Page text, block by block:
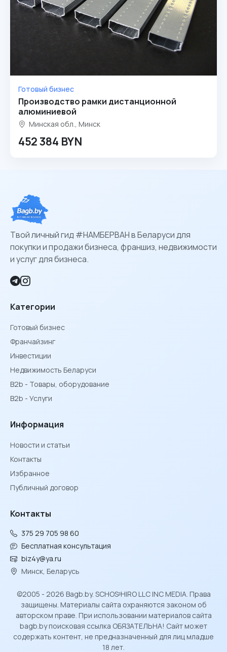
Готовый бизнес
Производство рамки дистанционной
алюминиевой
Минская обл., Минск
452 384 BYN
Твой личный гид #НАМБЕРВАН в Беларуси для
покупки и продажи бизнеса, франшиз, недвижимости
и услуг для бизнеса.
Категории
Готовый бизнес
Франчайзинг
Инвестиции
Недвижимость Беларуси
B2b - Товары, оборудование
B2b - Услуги
Информация
Новости и статьи
Контакты
Избранное
Публичный договор
Контакты
375 29 705 98 60
Бесплатная консультация
biz4y@ya.ru
Минск, Беларусь
©2005 - 2026 Bagb.by. SCHOSᶳHIRO LLC INC MEDIA. Права
защищены. Материалы сайта охраняются законом об
авторском праве. При использовании материалов сайта
bagb.by поисковая ссылка ОБЯЗАТЕЛЬНА! Сайт может
содержать контент, не предназначенный для лиц младше
18 лет.